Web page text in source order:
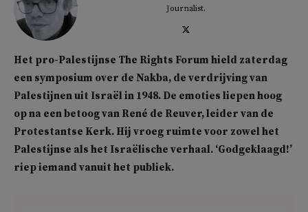
Journalist.
Het pro-Palestijnse The Rights Forum hield zaterdag
een symposium over de Nakba, de verdrijving van
Palestijnen uit Israël in 1948. De emoties liepen hoog
op na een betoog van René de Reuver, leider van de
Protestantse Kerk. Hij vroeg ruimte voor zowel het
Palestijnse als het Israëlische verhaal. ‘Godgeklaagd!’
riep iemand vanuit het publiek.